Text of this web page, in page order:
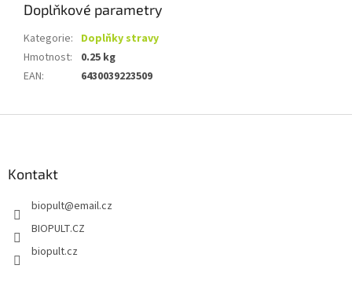
Doplňkové parametry
Kategorie: Doplňky stravy
Hmotnost:
0.25 kg
EAN: 6430039223509
Kontakt
biopult@email.cz
BIOPULT.CZ
biopult.cz